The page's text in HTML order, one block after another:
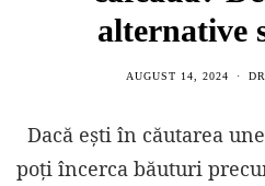
alternative
AUGUST 14, 2024
Dacă ești în căutarea
poți încerca băuturi